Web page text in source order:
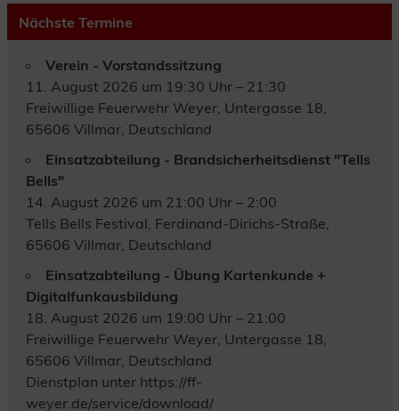
Nächste Termine
Verein - Vorstandssitzung
11. August 2026 um 19:30 Uhr – 21:30
Freiwillige Feuerwehr Weyer, Untergasse 18,
65606 Villmar, Deutschland
Einsatzabteilung - Brandsicherheitsdienst "Tells
Bells"
14. August 2026 um 21:00 Uhr – 2:00
Tells Bells Festival, Ferdinand-Dirichs-Straße,
65606 Villmar, Deutschland
Einsatzabteilung - Übung Kartenkunde +
Digitalfunkausbildung
18. August 2026 um 19:00 Uhr – 21:00
Freiwillige Feuerwehr Weyer, Untergasse 18,
65606 Villmar, Deutschland
Dienstplan unter https://ff-
weyer.de/service/download/